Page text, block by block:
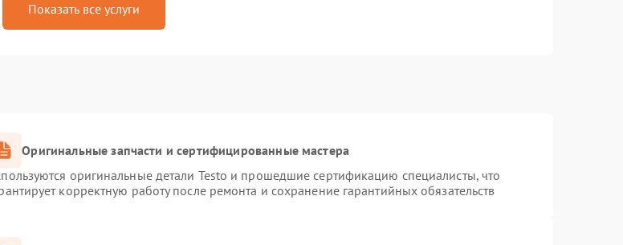
Показать все услуги
Оригинальные запчасти и сертифицированные мастера
оригинальные детали Testo и прошедшие сертификацию специалисты, что
корректную работу после ремонта и сохранение гарантийных обязательств